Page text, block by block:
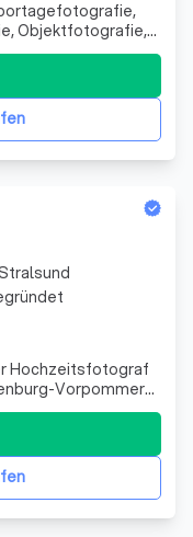
Objektfotografie,
und
Hochzeitsfotograf
Stil bei der
Bild erzählt eine
das